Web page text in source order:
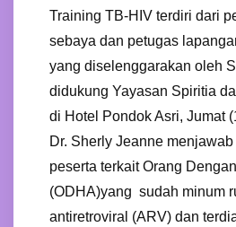
Training TB-HIV terdiri dari
sebaya dan petugas
yang diselenggarakan oleh
didukung Yayasan Spiritia
di Hotel Pondok Asri, Jumat
Dr. Sherly Jeanne
peserta terkait Orang
(ODHA)yang sudah minum
antiretroviral (ARV) dan